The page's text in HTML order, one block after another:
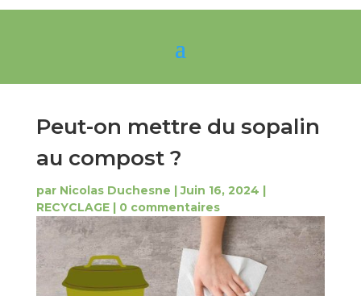
Peut-on mettre du sopalin
au compost ?
par Nicolas Duchesne |Juin 16, 2024 |
RECYCLAGE| 0 commentaires